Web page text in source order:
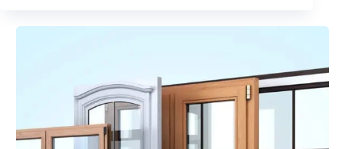
uwagę
do
nowego
domu?